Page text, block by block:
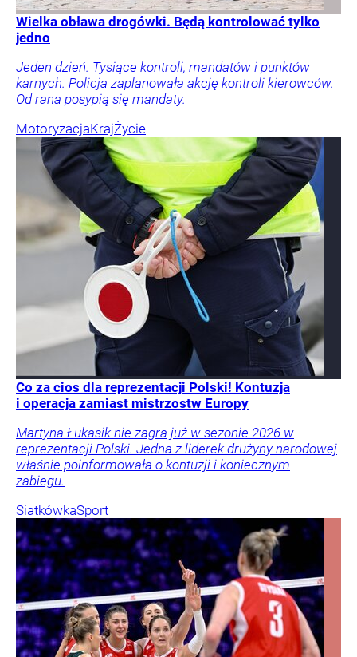
Wielka obława drogówki. Będą kontrolować tylko
jedno
Jeden dzień. Tysiące kontroli, mandatów i punktów
karnych. Policja zaplanowała akcję kontroli kierowców.
Od rana posypią się mandaty.
MotoryzacjaKrajŻycie
Co za cios dla reprezentacji Polski! Kontuzja
i operacja zamiast mistrzostw Europy
Martyna Łukasik nie zagra już w sezonie 2026 w
reprezentacji Polski. Jedna z liderek drużyny narodowej
właśnie poinformowała o kontuzji i koniecznym
zabiegu.
SiatkówkaSport